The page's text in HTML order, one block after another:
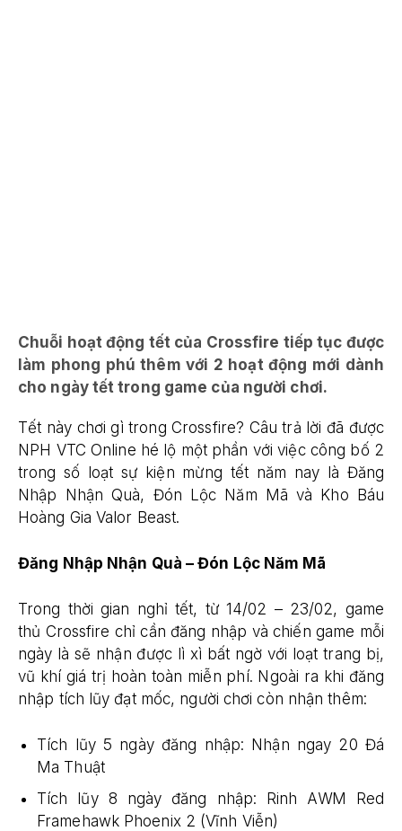
Chuỗi hoạt động tết của Crossfire tiếp tục được
làm phong phú thêm với 2 hoạt động mới dành
cho ngày tết trong game của người chơi.
Tết này chơi gì trong Crossfire? Câu trả lời đã được
NPH VTC Online hé lộ một phần với việc công bố 2
trong số loạt sự kiện mừng tết năm nay là Đăng
Nhập Nhận Quà, Đón Lộc Năm Mã và Kho Báu
Hoàng Gia Valor Beast.
Đăng Nhập Nhận Quà – Đón Lộc Năm Mã
Trong thời gian nghỉ tết, từ 14/02 – 23/02, game
thủ Crossfire chỉ cần đăng nhập và chiến game mỗi
ngày là sẽ nhận được lì xì bất ngờ với loạt trang bị,
vũ khí giá trị hoàn toàn miễn phí. Ngoài ra khi đăng
nhập tích lũy đạt mốc, người chơi còn nhận thêm:
Tích lũy 5 ngày đăng nhập: Nhận ngay 20 Đá
Ma Thuật
Tích lũy 8 ngày đăng nhập: Rinh AWM Red
Framehawk Phoenix 2 (Vĩnh Viễn)